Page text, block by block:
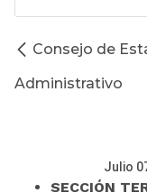
Consejo de
Administrativo
Julio 07 de
SECCIÓN